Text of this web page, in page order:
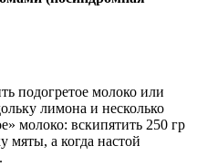
подогретое молоко или
лимона и несколько
молоко: вскипятить 250 гр
мяты, а когда настой